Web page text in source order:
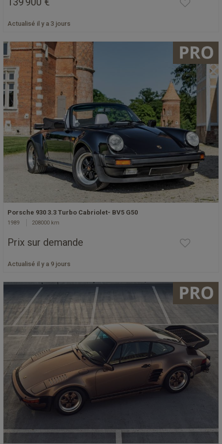
Actualisé il y a 3 jours
Porsche 930 3.3 Turbo Cabriolet- BV5 G50
1989 208000 km
Prix sur demande
Actualisé il y a 9 jours